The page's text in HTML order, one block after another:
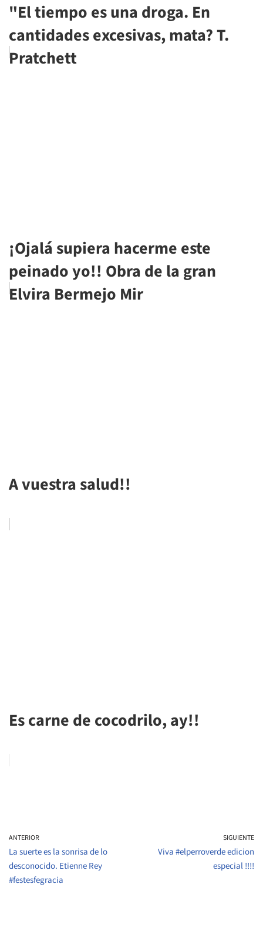
"El tiempo es una droga. En
cantidades excesivas, mata? T.
Pratchett
¡Ojalá supiera hacerme este
peinado yo!! Obra de la gran
Elvira Bermejo Mir
A vuestra salud!!
Es carne de cocodrilo, ay!!
ANTERIOR
La suerte es la sonrisa de lo
desconocido. Etienne Rey
#festesfegracia
SIGUIENTE
Viva #elperroverde edicion
especial !!!!